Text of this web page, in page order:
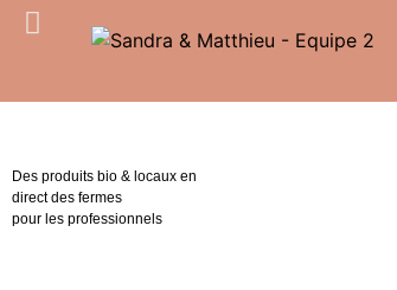
Des produits bio & locaux en
direct des fermes
pour les professionnels